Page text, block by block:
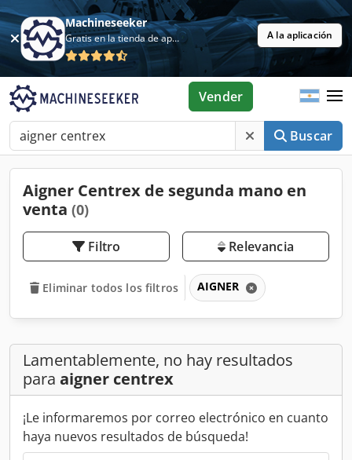
Machineseeker
Gratis en la tienda de aplicaciones A la aplicación
Buscar
Vender
Aigner Centrex de segunda mano en
venta (0)
Filtro Relevancia
Eliminar todos los filtros AIGNER
Lamentablemente, no hay resultados
para aigner centrex
¡Le informaremos por correo electrónico en cuanto
haya nuevos resultados de búsqueda!